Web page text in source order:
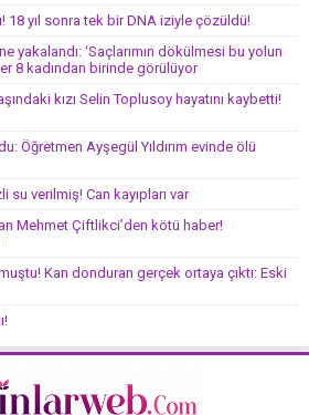
18 yıl sonra tek bir DNA iziyle çözüldü!
yakalandı: ‘Saçlarımın dökülmesi bu yolun
8 kadından birinde görülüyor
kızı Selin Toplusoy hayatını kaybetti!
Öğretmen Ayşegül Yıldırım evinde ölü
verilmiş! Can kayıpları var
Mehmet Çiftlikci’den kötü haber!
Kan donduran gerçek ortaya çıktı: Eski